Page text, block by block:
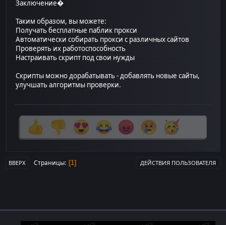
Заключение�
Таким образом, вы можете:
Получать бесплатные паблик прокси
Автоматически собирать прокси с различных сайтов
Проверять их работоспособность
Настраивать скрипт под свои нужды
Скрипты можно дорабатывать - добавлять новые сайты,
улучшать алгоритмы проверки.
ВВЕРХ Страницы 1 ДЕЙСТВИЯ ПОЛЬЗОВАТЕЛЯ